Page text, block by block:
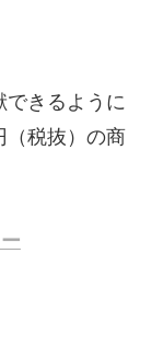
きるように
（税抜）の商